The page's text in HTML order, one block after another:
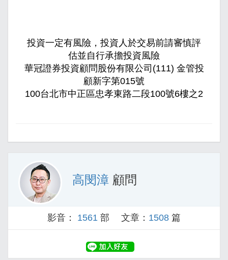
投資一定有風險，投資人於交易前請審慎評
估並自行承擔投資風險
華冠證券投資顧問股份有限公司(111) 金管投
顧新字第015號
100台北市中正區忠孝東路二段100號6樓之2
高閔漳 顧問
影音： 1561 部 文章： 1508 篇